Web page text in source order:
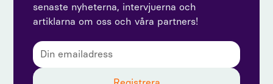
senaste nyheterna, intervjuerna och
artiklarna om oss och våra partners!